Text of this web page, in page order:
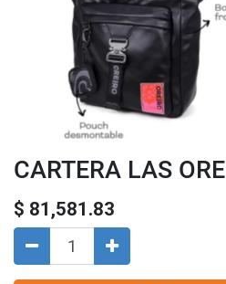
CARTERA LAS
$ 81,581.83